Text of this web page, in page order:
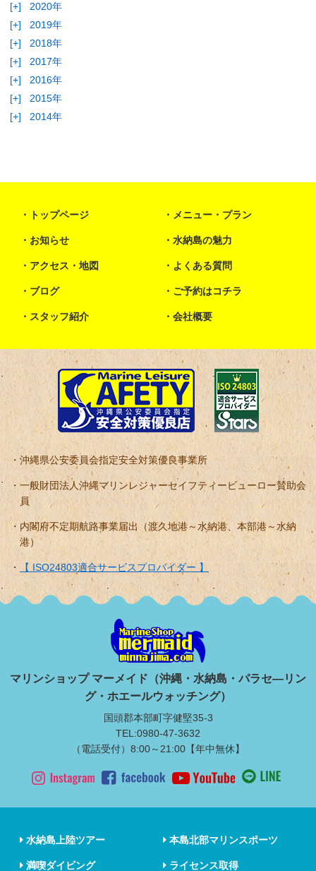
[+]
2020年
[+]
2019年
[+]
2018年
[+]
2017年
[+]
2016年
[+]
2015年
[+]
2014年
トップページ メニュー・プラン
お知らせ 水納島の魅力
アクセス・地図 よくある質問
ブログ ご予約はコチラ
スタッフ紹介 会社概要
沖縄県公安委員会指定安全対策優良事業所
一般財団法人沖縄マリンレジャーセイフティービューロー賛助会
員
内閣府不定期航路事業届出（渡久地港～水納港、本部港～水納
港）
【 ISO24803適合サービスプロバイダー 】
マリンショップ マーメイド（沖縄・水納島・パラセ―リン
グ・ホエールウォッチング）
国頭郡本部町字健堅35-3
TEL:0980-47-3632
（電話受付）8:00～21:00【年中無休】
水納島上陸ツアー 本島北部マリンスポーツ
満喫ダイビング ライセンス取得